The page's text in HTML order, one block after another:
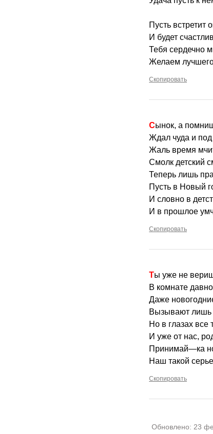
Пусть встретит
И будет
Тебя сердечно
Желаем
Скопировать
Сынок, а
Ждал чуда и
Жаль время
Смолк детский
Теперь лишь
Пусть в Новый
И словно в
И в прошлое
Скопировать
Ты уже не
В комнате
Даже
Вызывают лишь
Но в глазах
И уже от нас,
Принимай—ка
Наш такой
Скопировать
Обновлено: 23